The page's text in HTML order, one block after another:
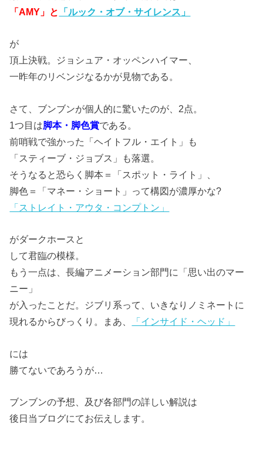
「AMY」と
「ルック・オブ・サイレンス」
が
頂上決戦。ジョシュア・オッペンハイマー、
一昨年のリベンジなるかが見物である。
さて、ブンブンが個人的に驚いたのが、2点。
1つ目は脚本・脚色賞である。
前哨戦で強かった「ヘイトフル・エイト」も
「スティーブ・ジョブス」も落選。
そうなると恐らく脚本＝「スポット・ライト」、
脚色＝「マネー・ショート」って構図が濃厚かな?
「ストレイト・アウタ・コンプトン」
がダークホースと
して君臨の模様。
もう一点は、長編アニメーション部門に「思い出のマー
ニー」
が入ったことだ。ジブリ系って、いきなりノミネートに
現れるからびっくり。まあ、
「インサイド・ヘッド」
には
勝てないであろうが…
ブンブンの予想、及び各部門の詳しい解説は
後日当ブログにてお伝えします。